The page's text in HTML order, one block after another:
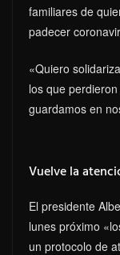
familiares de
padecer
«Quiero
los que
guardamos en
Vuelve la
El presidente
lunes próximo
un protocolo de